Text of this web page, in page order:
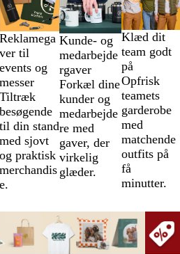
Reklamega
ver til
events og
messer
Tiltræk
besøgende
til din stand
med sjovt
og praktisk
merchandis
e.
Kunde- og
medarbejde
rgaver
Forkæl dine
kunder og
medarbejde
re med
gaver, der
virkelig
glæder.
Klæd dit
team godt
på
Opfrisk
teamets
garderobe
med
matchende
outfits på
få
minutter.